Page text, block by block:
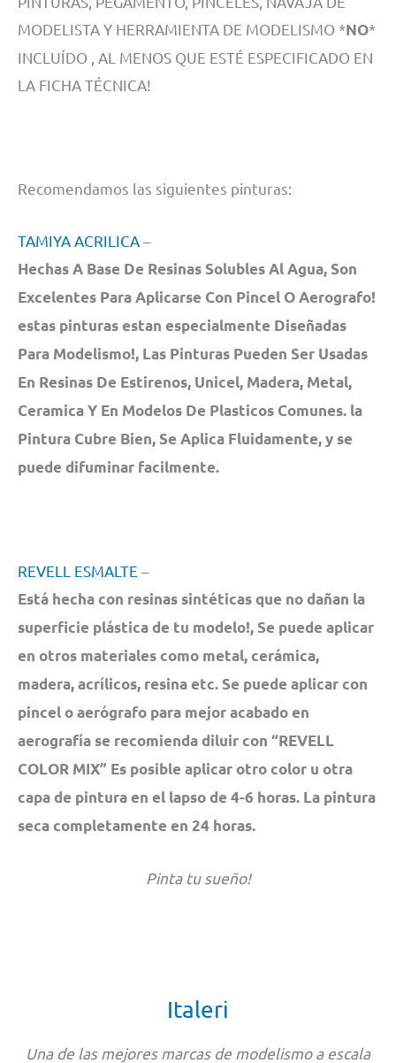
MODELISTA Y HERRAMIENTA DE MODELISMO *NO*
INCLUÍDO , AL MENOS QUE ESTÉ ESPECIFICADO EN
LA FICHA TÉCNICA!
Recomendamos las siguientes pinturas:
TAMIYA ACRILICA–
Hechas A Base De Resinas Solubles Al Agua, Son
Excelentes Para Aplicarse Con Pincel O Aerografo!
estas pinturas estan especialmente Diseñadas
Para Modelismo!, Las Pinturas Pueden Ser Usadas
En Resinas De Estirenos, Unicel, Madera, Metal,
Ceramica Y En Modelos De Plasticos Comunes. la
Pintura Cubre Bien, Se Aplica Fluidamente, y se
puede difuminar facilmente.
REVELL ESMALTE –
Está hecha con resinas sintéticas que no dañan la
superficie plástica de tu modelo!, Se puede aplicar
en otros materiales como metal, cerámica,
madera, acrílicos, resina etc. Se puede aplicar con
pincel o aerógrafo para mejor acabado en
aerografía se recomienda diluir con “REVELL
COLOR MIX” Es posible aplicar otro color u otra
capa de pintura en el lapso de 4-6 horas. La pintura
seca completamente en 24 horas.
Pinta tu sueño!
Italeri
Una de las mejores marcas de modelismo a escala